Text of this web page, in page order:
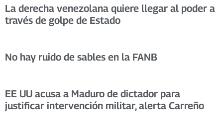
La derecha venezolana quiere llegar al poder a
través de golpe de Estado
No hay ruido de sables en la FANB
EE UU acusa a Maduro de dictador para
justificar intervención militar, alerta Carreño